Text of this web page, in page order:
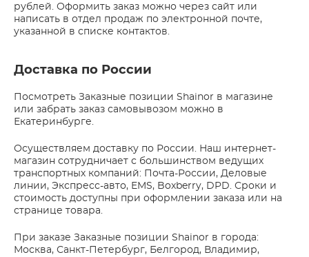
рублей. Оформить заказ можно через сайт или
написать в отдел продаж по электронной почте,
указанной в списке контактов.
Доставка по России
Посмотреть Заказные позиции Shainor в магазине
или забрать заказ самовывозом можно в
Екатеринбурге.
Осуществляем доставку по России. Наш интернет-
магазин сотрудничает с большинством ведущих
транспортных компаний: Почта-России, Деловые
линии, Экспресс-авто, EMS, Boxberry, DPD. Сроки и
стоимость доступны при оформлении заказа или на
странице товара.
При заказе Заказные позиции Shainor в города:
Москва, Санкт-Петербург, Белгород, Владимир,